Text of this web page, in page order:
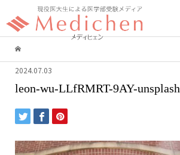
2024.07.03
leon-wu-LLfRMRT-9AY-unsplash